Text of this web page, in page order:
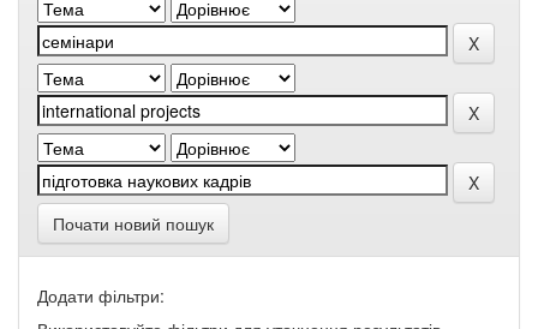
Почати новий пошук
Додати фільтри: